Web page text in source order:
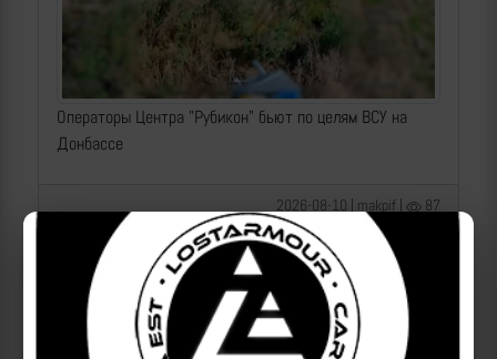
Операторы Центра "Рубикон" бьют по целям ВСУ на
Донбассе
2026-08-10 | makpif | 87